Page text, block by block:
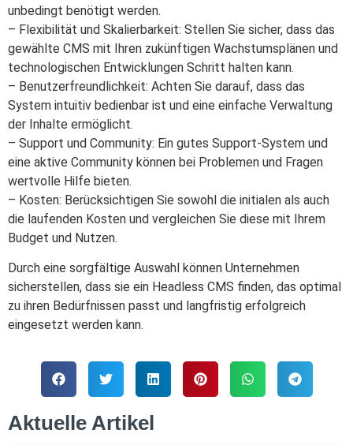
unbedingt benötigt werden.
– Flexibilität und Skalierbarkeit: Stellen Sie sicher, dass das
gewählte CMS mit Ihren zukünftigen Wachstumsplänen und
technologischen Entwicklungen Schritt halten kann.
– Benutzerfreundlichkeit: Achten Sie darauf, dass das
System intuitiv bedienbar ist und eine einfache Verwaltung
der Inhalte ermöglicht.
– Support und Community: Ein gutes Support-System und
eine aktive Community können bei Problemen und Fragen
wertvolle Hilfe bieten.
– Kosten: Berücksichtigen Sie sowohl die initialen als auch
die laufenden Kosten und vergleichen Sie diese mit Ihrem
Budget und Nutzen.
Durch eine sorgfältige Auswahl können Unternehmen
sicherstellen, dass sie ein Headless CMS finden, das optimal
zu ihren Bedürfnissen passt und langfristig erfolgreich
eingesetzt werden kann.
Aktuelle Artikel